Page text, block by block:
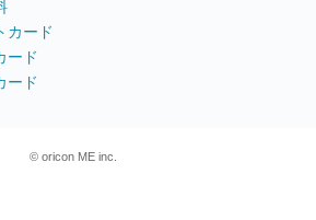
カード
ード
ード
© oricon ME inc.